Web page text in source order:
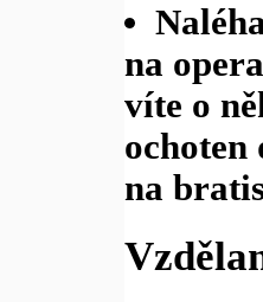
na
víte o
ochoten
na